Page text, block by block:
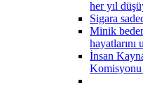
her yıl
Sigara
Minik
hayatlarını
İnsan
Komisyonu